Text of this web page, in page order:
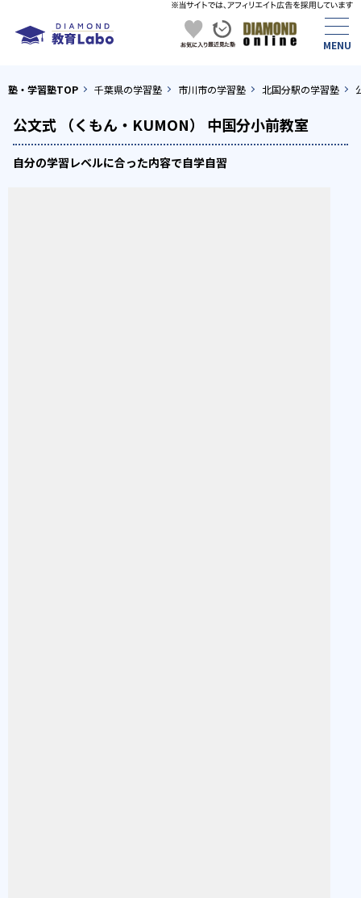
塾・学習塾TOP 千葉県の学習塾 市川市の学習塾 北国分駅の学習塾
公文式 （くもん・KUMON） 中国分小前教室
自分の学習レベルに合った内容で自学自習